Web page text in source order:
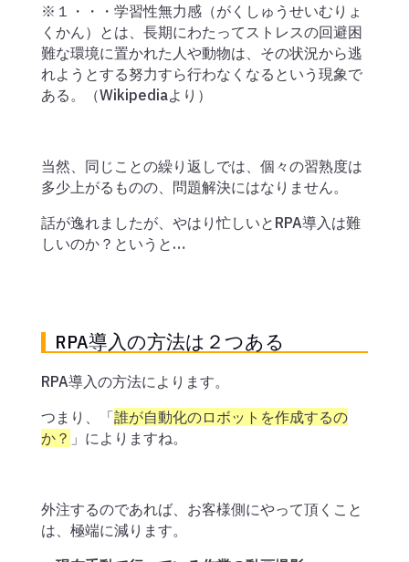
※１・・・学習性無力感（がくしゅうせいむりょ
くかん）とは、長期にわたってストレスの回避困
難な環境に置かれた人や動物は、その状況から逃
れようとする努力すら行わなくなるという現象で
ある。（Wikipediaより）
当然、同じことの繰り返しでは、個々の習熟度は
多少上がるものの、問題解決にはなりません。
話が逸れましたが、やはり忙しいとRPA導入は難
しいのか？というと…
RPA導入の方法は２つある
RPA導入の方法によります。
つまり、「誰が自動化のロボットを作成するの
か？ 」によりますね。
外注するのであれば、お客様側にやって頂くこと
は、極端に減ります。